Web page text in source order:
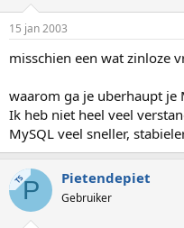
15 jan 2003
misschien een wat zinloze
waarom ga je uberhaupt je
Ik heb niet heel veel
MySQL veel sneller,
TSP Pietendepiet
Gebruiker